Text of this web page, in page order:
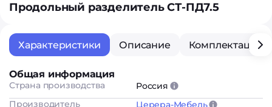
Продольный разделитель СТ-ПД7.5
Характеристики Описание Комплектация
Общая информация
Страна производства
Россия
Производитель
Церера-Мебель